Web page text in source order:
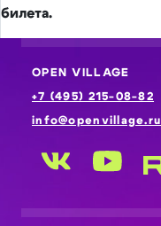
билета.
OPEN VILLAGE
+7 (495) 215-08-82
info@openvillage.ru